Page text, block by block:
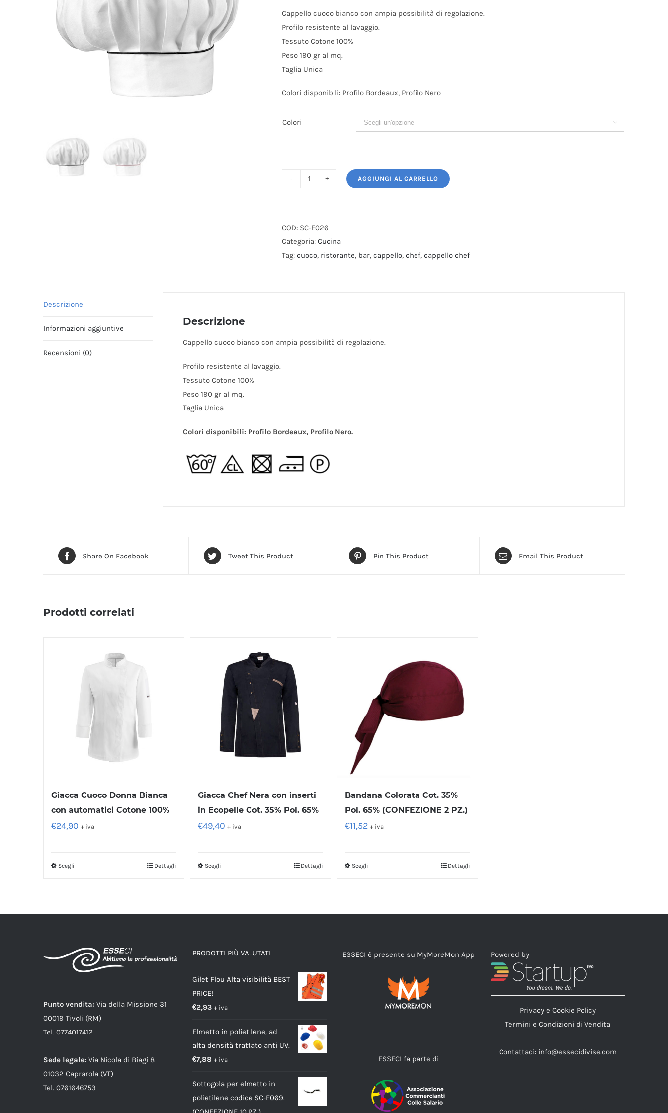
Cappello cuoco bianco con ampia possibilità di regolazione.
Profilo resistente al lavaggio.
Tessuto Cotone 100%
Peso 190 gr al mq.
Taglia Unica
Colori disponibili: Profilo Bordeaux, Profilo Nero
Colori 
con
profilo
e
quantità
AGGIUNGI AL CARRELLO
COD: SC-E026
Categoria: Cucina
Tag: cuoco, ristorante, bar, cappello, chef, cappello chef
Descrizione
Informazioni aggiuntive
Recensioni (0)
Descrizione
Cappello cuoco bianco con ampia possibilità di regolazione.
Profilo resistente al lavaggio.
Tessuto Cotone 100%
Peso 190 gr al mq.
Taglia Unica
Colori disponibili: Profilo Bordeaux, Profilo Nero.
Share On Facebook Tweet This Product Pin This Product Email This Product
Prodotti correlati
Giacca Cuoco Donna Bianca
con automatici Cotone 100%
€24,90 + iva
Scegli Dettagli
Giacca Chef Nera con inserti
in Ecopelle Cot. 35% Pol. 65%
€49,40 + iva
Scegli Dettagli
Bandana Colorata Cot. 35%
Pol. 65% (CONFEZIONE 2 PZ.)
€11,52 + iva
Scegli Dettagli
Punto vendita: Via della Missione 31
00019 Tivoli (RM)
Tel. 0774017412
Sede legale: Via Nicola di Biagi 8
01032 Caprarola (VT)
Tel. 0761646753
PRODOTTI PIÙ VALUTATI
Gilet Flou Alta visibilità BEST
PRICE!
€2,93 + iva
Elmetto in polietilene, ad
alta densità trattato anti UV.
€7,88 + iva
Sottogola per elmetto in
polietilene codice SC-E069.
ESSECI è presente su MyMoreMon App
ESSECI fa parte di
Powered by
Privacy e Cookie Policy
Termini e Condizioni di Vendita
Contattaci: info@essecidivise.com